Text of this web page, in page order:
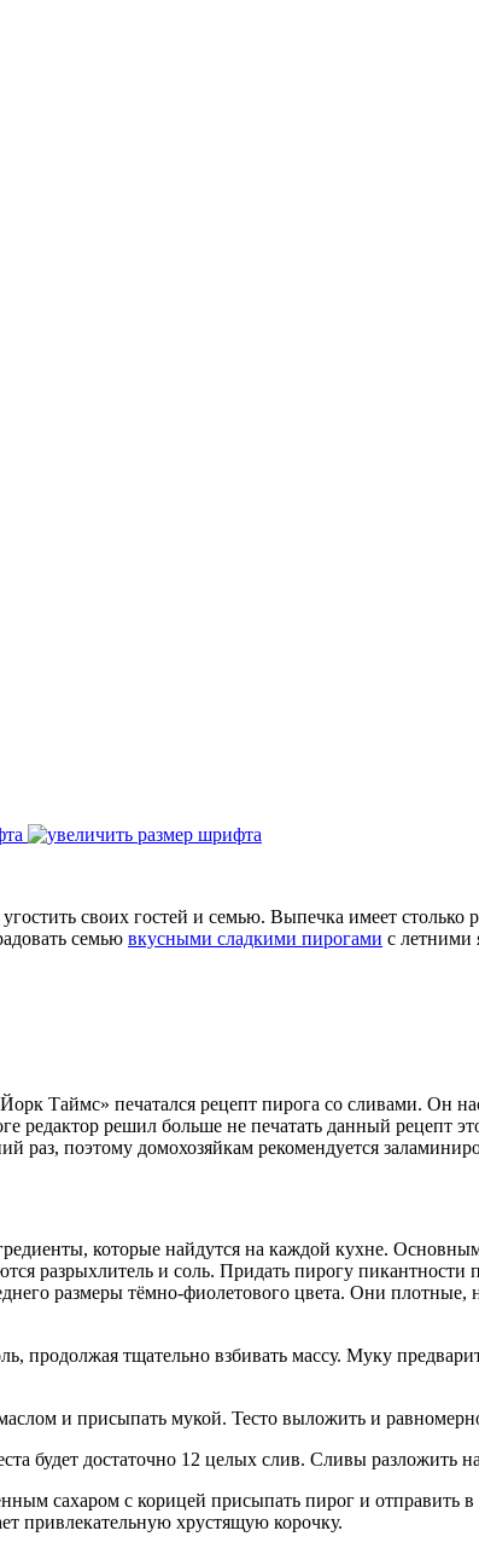
своих гостей и семью. Выпечка имеет столько
семью вкусными сладкими пирогами с летними
Таймс» печатался рецепт пирога со сливами. Он
редактор решил больше не печатать данный рецепт
раз, поэтому домохозяйкам рекомендуется
которые найдутся на каждой кухне.
разрыхлитель и соль. Придать пирогу пикантности
размеры тёмно-фиолетового цвета. Они
продолжая тщательно взбивать массу. Муку
и присыпать мукой. Тесто выложить и
будет достаточно 12 целых слив. Сливы разложить
сахаром с корицей присыпать пирог и отправить в
привлекательную хрустящую корочку.